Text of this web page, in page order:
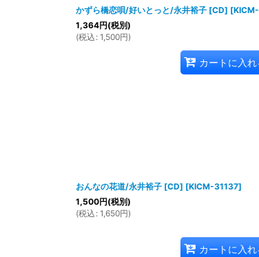
かずら橋恋唄/好いとっと/永井裕子 [CD] [
1,364円(税別)
(税込 : 1,500円)
カートに入れ
おんなの花道/永井裕子 [CD] [KICM-31137]
1,500円(税別)
(税込 : 1,650円)
カートに入れ